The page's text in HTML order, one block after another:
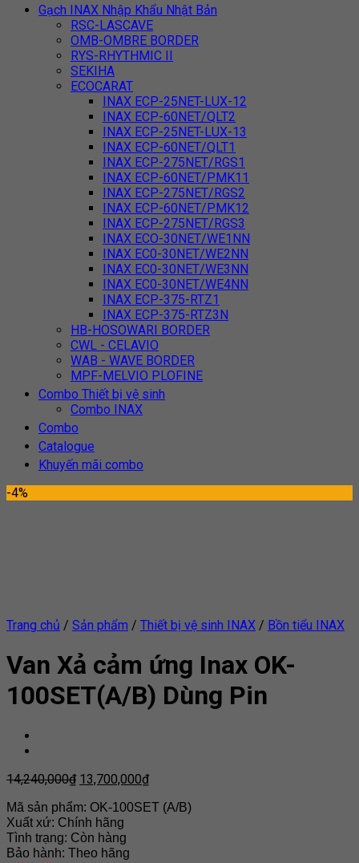
Gạch INAX Nhập Khẩu Nhật Bản
RSC-LASCAVE
OMB-OMBRE BORDER
RYS-RHYTHMIC II
SEKIHA
ECOCARAT
INAX ECP-25NET-LUX-12
INAX ECP-60NET/QLT2
INAX ECP-25NET-LUX-13
INAX ECP-60NET/QLT1
INAX ECP-275NET/RGS1
INAX ECP-60NET/PMK11
INAX ECP-275NET/RGS2
INAX ECP-60NET/PMK12
INAX ECP-275NET/RGS3
INAX ECO-30NET/WE1NN
INAX EC0-30NET/WE2NN
INAX EC0-30NET/WE3NN
INAX EC0-30NET/WE4NN
INAX ECP-375-RTZ1
INAX ECP-375-RTZ3N
HB-HOSOWARI BORDER
CWL - CELAVIO
WAB - WAVE BORDER
MPF-MELVIO PLOFINE
Combo Thiết bị vệ sinh
Combo INAX
Combo
Catalogue
Khuyến mãi combo
-4%
Trang chủ / Sản phẩm / Thiết bị vệ sinh INAX / Bồn tiểu INAX
Van Xả cảm ứng Inax OK-
100SET(A/B) Dùng Pin
14,240,000₫ 13,700,000₫
Mã sản phẩm: OK-100SET (A/B)
Xuất xứ: Chính hãng
Tình trạng: Còn hàng
Bảo hành: Theo hãng